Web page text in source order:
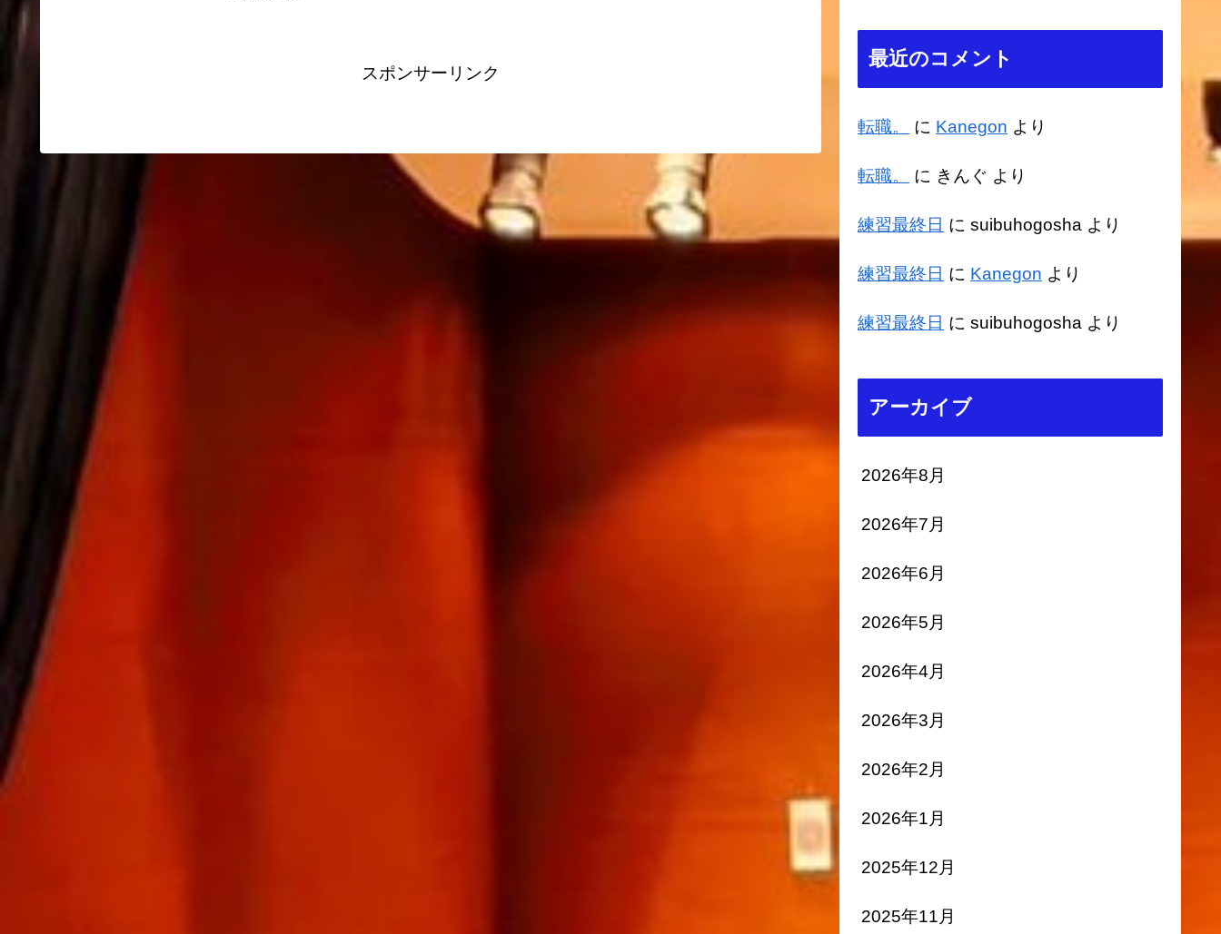
スポンサーリンク
最近のコメント
転職。 に Kanegon より
転職。 に きんぐ より
練習最終日 に suibuhogosha より
練習最終日 に Kanegon より
練習最終日 に suibuhogosha より
アーカイブ
2026年8月
2026年7月
2026年6月
2026年5月
2026年4月
2026年3月
2026年2月
2026年1月
2025年12月
2025年11月